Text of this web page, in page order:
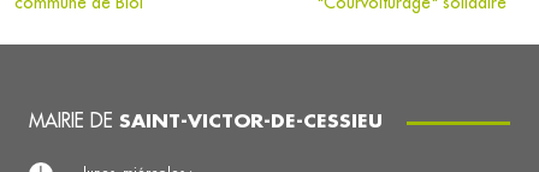
MAIRIE DE SAINT-VICTOR-DE-CESSIEU